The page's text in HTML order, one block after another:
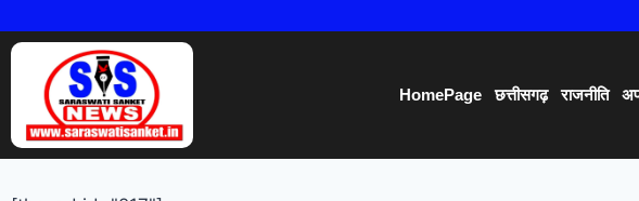
HomePage छत्तीसगढ़ राजनीति